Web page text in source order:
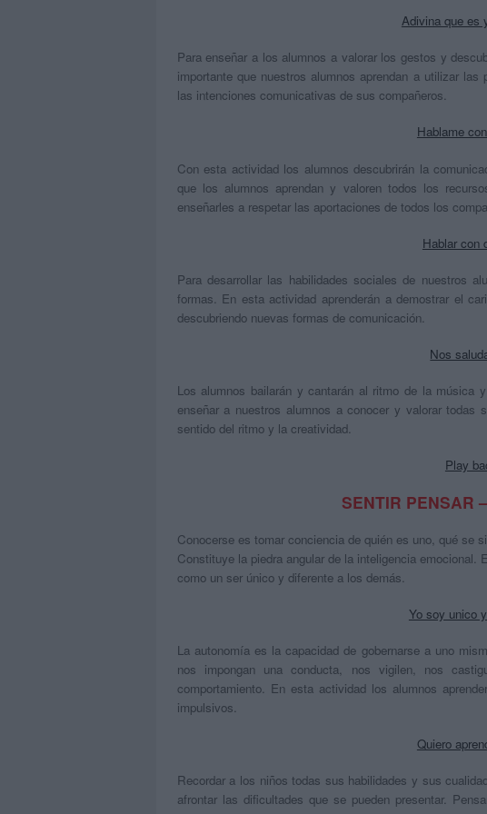
Adivina que es
Para enseñar a los alumnos a valorar los gestos y
importante que nuestros alumnos aprendan a utilizar
las intenciones comunicativas de sus compañeros.
Hablame
Con esta actividad los alumnos descubrirán la
que los alumnos aprendan y valoren todos los
enseñarles a respetar las aportaciones de todos los
Hablar con
Para desarrollar las habilidades sociales de nuestros
formas. En esta actividad aprenderán a demostrar el
descubriendo nuevas formas de comunicación.
Nos
Los alumnos bailarán y cantarán al ritmo de la música
enseñar a nuestros alumnos a conocer y valorar todas
sentido del ritmo y la creatividad.
Play
SENTIR PENSAR
Conocerse es tomar conciencia de quién es uno, qué se
Constituye la piedra angular de la inteligencia emocional.
como un ser único y diferente a los demás.
Yo soy unico
La autonomía es la capacidad de gobernarse a uno
nos impongan una conducta, nos vigilen, nos
comportamiento. En esta actividad los alumnos
impulsivos.
Quiero
Recordar a los niños todas sus habilidades y sus
afrontar las dificultades que se pueden presentar.